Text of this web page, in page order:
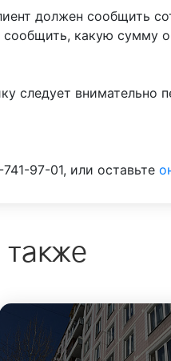
должен сообщить
какую сумму
внимательно
97-01, или оставьте
также